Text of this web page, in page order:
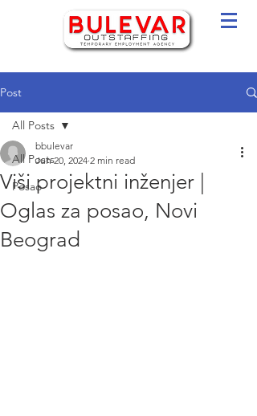
Post
All Posts
Posao
All Posts
Viši projektni inženjer |
Oglas za posao, Novi
Beograd
bbulevar
Jun 20, 2024 2 min read